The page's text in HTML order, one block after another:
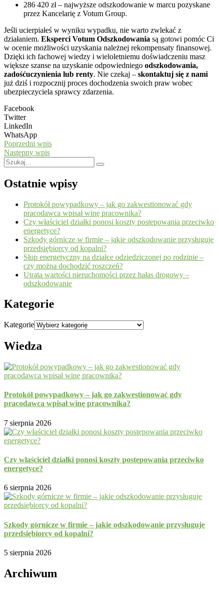
286 420 zł – najwyższe odszkodowanie w marcu pozyskane
przez Kancelarię z Votum Group.
Jeśli ucierpiałeś w wyniku wypadku, nie warto zwlekać z
działaniem. Eksperci Votum Odszkodowania są gotowi pomóc Ci
w ocenie możliwości uzyskania należnej rekompensaty finansowej.
Dzięki ich fachowej wiedzy i wieloletniemu doświadczeniu masz
większe szanse na uzyskanie odpowiedniego odszkodowania,
zadośćuczynienia lub renty. Nie czekaj – skontaktuj się z nami
już dziś i rozpocznij proces dochodzenia swoich praw wobec
ubezpieczyciela sprawcy zdarzenia.
Facebook
Twitter
LinkedIn
WhatsApp
Poprzedni wpis
Następny wpis
Ostatnie wpisy
Protokół powypadkowy – jak go zakwestionować gdy
pracodawca wpisał winę pracownika?
Czy właściciel działki ponosi koszty postępowania przeciwko
energetyce?
Szkody górnicze w firmie – jakie odszkodowanie przysługuje
przedsiębiorcy od kopalni?
Słup energetyczny na działce odziedziczonej po rodzinie –
czy można dochodzić roszczeń?
Utrata wartości nieruchomości przez hałas drogowy –
odszkodowanie
Kategorie
Kategorie
Wiedza
Protokół powypadkowy – jak go zakwestionować gdy
pracodawca wpisał winę pracownika?
7 sierpnia 2026
Czy właściciel działki ponosi koszty postępowania przeciwko
energetyce?
6 sierpnia 2026
Szkody górnicze w firmie – jakie odszkodowanie przysługuje
przedsiębiorcy od kopalni?
5 sierpnia 2026
Archiwum